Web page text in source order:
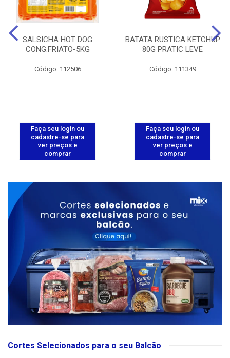
SALSICHA HOT DOG
CONG.FRIATO-5KG
Código: 112506
Faça seu login ou
cadastre-se para
ver preços e
comprar
BATATA RUSTICA KETCHUP
80G PRATIC LEVE
Código: 111349
Faça seu login ou
cadastre-se para
ver preços e
comprar
Cortes Selecionados para o seu Balcão